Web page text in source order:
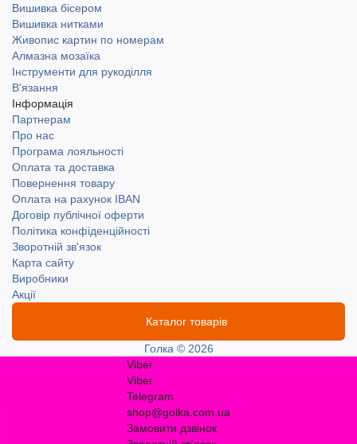
Вишивка бісером
Вишивка нитками
Живопис картин по номерам
Алмазна мозаїка
Інструменти для рукоділля
В'язання
Інформація
Партнерам
Про нас
Програма лояльності
Оплата та доставка
Повернення товару
Оплата на рахунок IBAN
Договір публічної оферти
Політика конфіденційності
Зворотній зв'язок
Карта сайту
Виробники
Акції
Каталог товарів
Голка © 2026
Viber
Viber
Telegram
shop@golka.com.ua
Замовити дзвінок